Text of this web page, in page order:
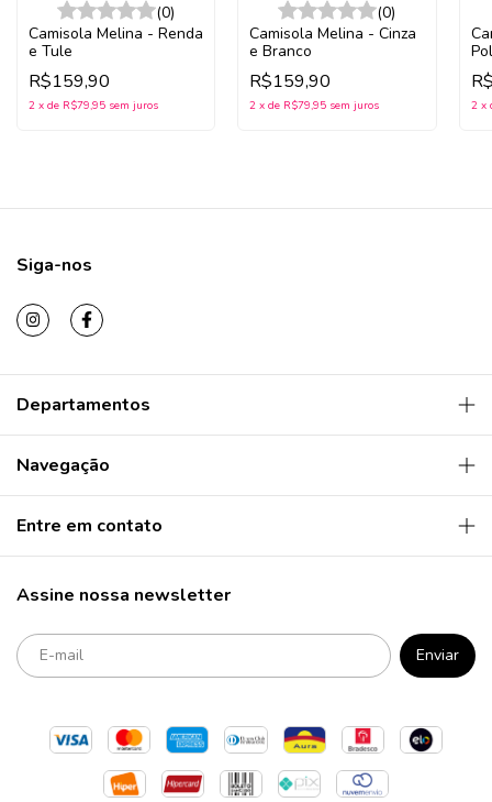
(0)
Camisola Melina - Renda
e Tule
R$159,90
2 x de R$79,95 sem juros
(0)
Camisola Melina - Cinza
e Branco
R$159,90
2 xde R$79,95 sem juros 2 x
Siga-nos
Departamentos
Navegação
Entre em contato
Assine nossa newsletter